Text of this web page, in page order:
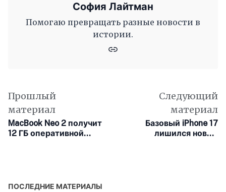
София Лайтман
Помогаю превращать разные новости в
истории.
Прошлый
материал
MacBook Neo 2 получит
12 ГБ оперативной
Следующий
материал
Базовый iPhone 17
лишился новых
ПОСЛЕДНИЕ МАТЕРИАЛЫ